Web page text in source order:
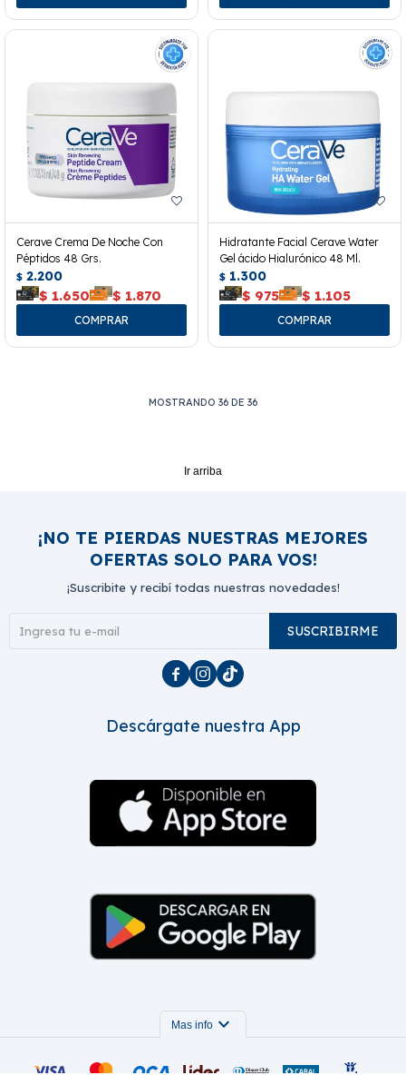
Cerave Crema De Noche Con
Péptidos 48 Grs.
$ 2.200
$ 1.650 $ 1.870
Hidratante Facial Cerave Water
Gel ácido Hialurónico 48 Ml.
$ 1.300
$ 975 $ 1.105
MOSTRANDO 36 DE 36
Ir arriba
¡NO TE PIERDAS NUESTRAS MEJORES
OFERTAS SOLO PARA VOS!
¡Suscribite y recibí todas nuestras novedades!
SUSCRIBIRME
  
Descárgate nuestra App
Mas info expand_more